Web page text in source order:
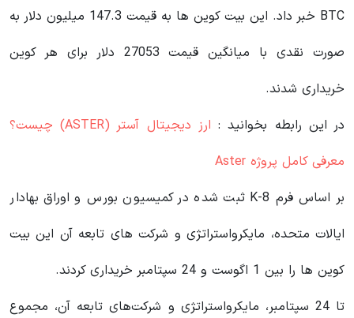
BTC خبر داد. این بیت کوین ها به قیمت 147.3 میلیون دلار به
صورت نقدی با میانگین قیمت 27053 دلار برای هر کوین
خریداری شدند.
در این رابطه بخوانید‌ :
ارز دیجیتال آستر (ASTER) چیست؟
معرفی کامل پروژه Aster
بر اساس فرم 8-K ثبت شده در کمیسیون بورس و اوراق بهادار
ایالات متحده، مایکرواستراتژی و شرکت های تابعه آن این بیت
کوین ها را بین 1 اگوست و 24 سپتامبر خریداری کردند.
تا 24 سپتامبر، مایکرواستراتژی و شرکت‌های تابعه آن، مجموع